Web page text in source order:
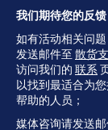
我们期待您的反馈
如有活动相关问
发送邮件至 散货
访问我们的 联系
以找到最适合为
帮助的人员；
媒体咨询请发送